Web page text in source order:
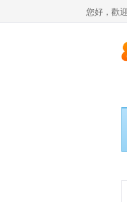
您好，歡